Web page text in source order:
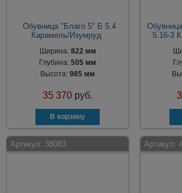
Обувница "Благо 5" Б 5.4
Карамель/Изумруд
Ширина: 822 мм
Глубина:505 мм
Высота:985 мм
35 370 руб.
5.16-3
Артикул: 38083 Артикул: